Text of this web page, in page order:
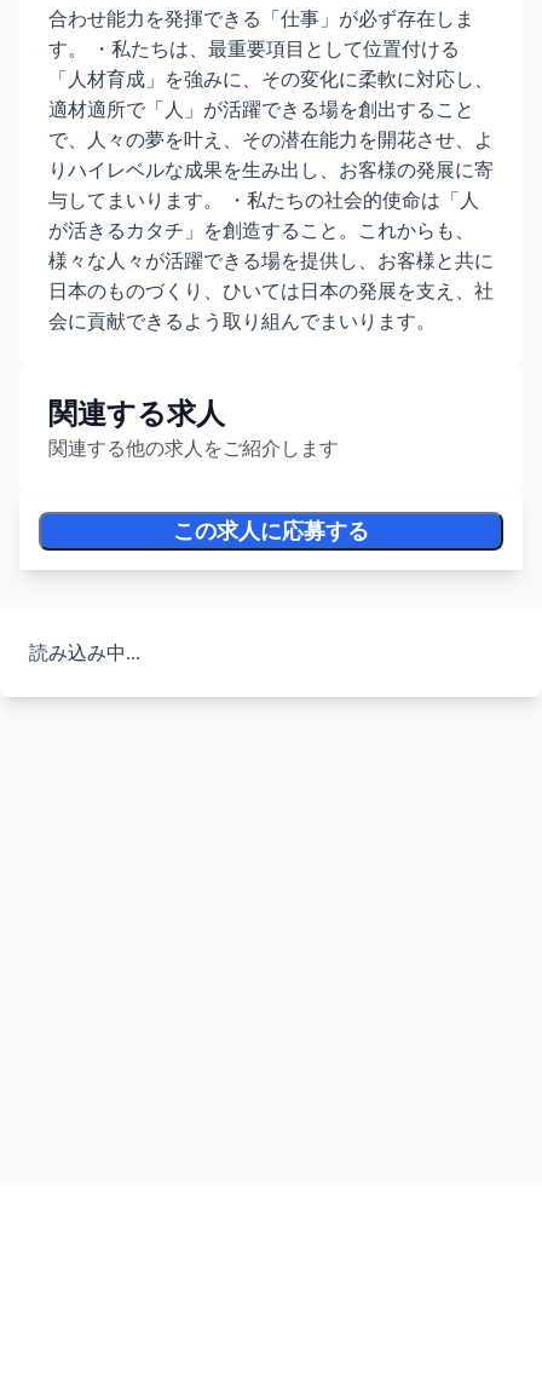
合わせ能力を発揮できる「仕事」が必ず存在しま
す。 ・私たちは、最重要項目として位置付ける
「人材育成」を強みに、その変化に柔軟に対応し、
適材適所で「人」が活躍できる場を創出すること
で、人々の夢を叶え、その潜在能力を開花させ、よ
りハイレベルな成果を生み出し、お客様の発展に寄
与してまいります。 ・私たちの社会的使命は「人
が活きるカタチ」を創造すること。これからも、
様々な人々が活躍できる場を提供し、お客様と共に
日本のものづくり、ひいては日本の発展を支え、社
会に貢献できるよう取り組んでまいります。
関連する求人
関連する他の求人をご紹介します
この求人に応募する
読み込み中...